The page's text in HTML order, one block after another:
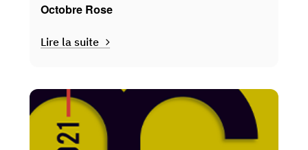
Octobre Rose
Lire la suite